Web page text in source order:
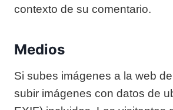
contexto de su comentario.
Medios
Si subes imágenes a la web
subir imágenes con datos de